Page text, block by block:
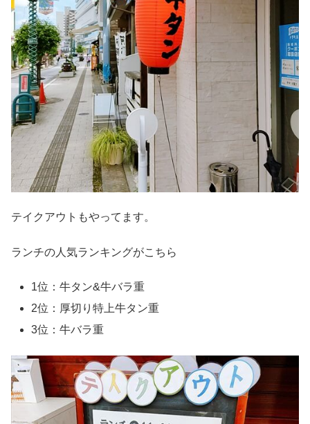
テイクアウトもやってます。
ランチの人気ランキングがこちら
1位：牛タン&牛バラ重
2位：厚切り特上牛タン重
3位：牛バラ重